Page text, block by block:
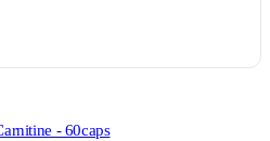
- 60caps